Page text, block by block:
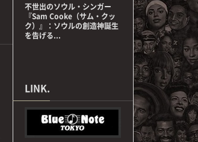
不世出のソウル・シンガー
『Sam Cooke（サム・クッ
ク）』：ソウルの創造神誕生
を告げる...
LINK.